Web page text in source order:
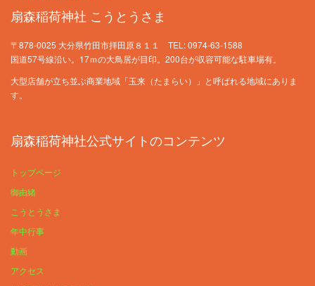
扇森稲荷神社 こうとうさま
〒878-0025 大分県竹田市拝田原８１１ TEL: 0974-63-1588
国道57号線沿い。17ｍの大鳥居が目印。200台が収容可能な駐車場有。
大型店舗が立ち並ぶ商業地域「玉来（たまらい）」と呼ばれる地域にありま
す。
扇森稲荷神社公式サイトのコンテンツ
トップページ
御由緒
こうとうさま
年中行事
動画
アクセス